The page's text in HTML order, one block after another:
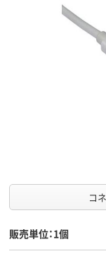
コ
販売単位：1個